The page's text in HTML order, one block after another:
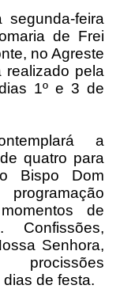
feira
de Frei
no Agreste
realizado pela
1º e 3 de
a
quatro para
Bispo Dom
de
Confissões,
Senhora,
de festa.